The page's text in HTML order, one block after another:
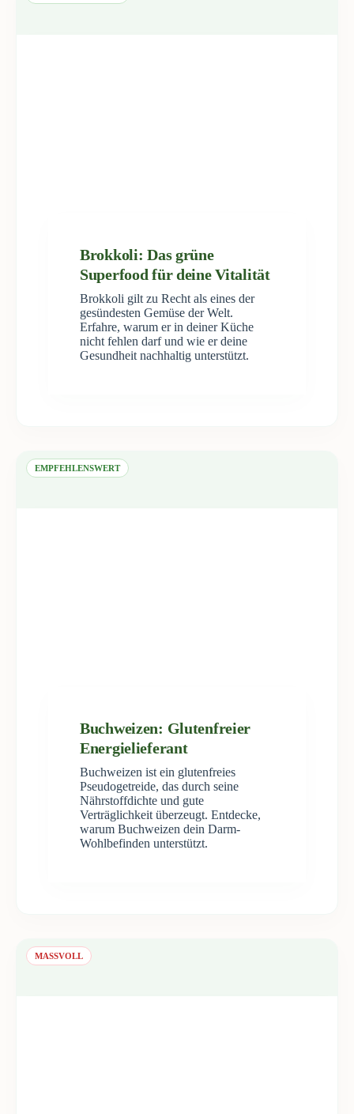
Brokkoli: Das grüne
Superfood für deine Vitalität
Brokkoli gilt zu Recht als eines der
gesündesten Gemüse der Welt.
Erfahre, warum er in deiner Küche
nicht fehlen darf und wie er deine
Gesundheit nachhaltig unterstützt.
EMPFEHLENSWERT
Buchweizen: Glutenfreier
Energielieferant
Buchweizen ist ein glutenfreies
Pseudogetreide, das durch seine
Nährstoffdichte und gute
Verträglichkeit überzeugt. Entdecke,
warum Buchweizen dein Darm-
Wohlbefinden unterstützt.
MASSVOLL